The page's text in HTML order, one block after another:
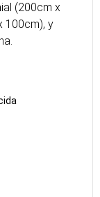
(200cm x
100cm), y